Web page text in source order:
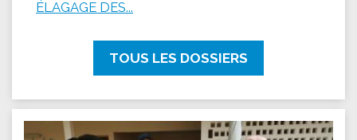
ÉLAGAGE DES...
TOUS LES DOSSIERS